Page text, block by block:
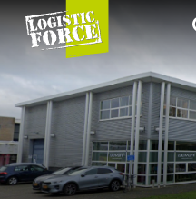
Logistic
Force